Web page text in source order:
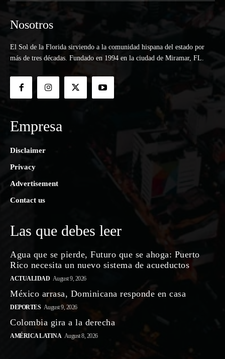
Nosotros
El Sol de la Florida sirviendo a la comunidad hispana del estado por
más de tres décadas. Fundado en 1994 en la ciudad de Miramar, FL.
Empresa
Disclaimer
Privacy
Advertisement
Contact us
Las que debes leer
Agua que se pierde, Futuro que se ahoga: Puerto
Rico necesita un nuevo sistema de acueductos
ACTUALIDAD August 9, 2026
México arrasa, Dominicana responde en casa
DEPORTES August 9, 2026
Colombia gira a la derecha
AMÉRICA LATINA August 8, 2026